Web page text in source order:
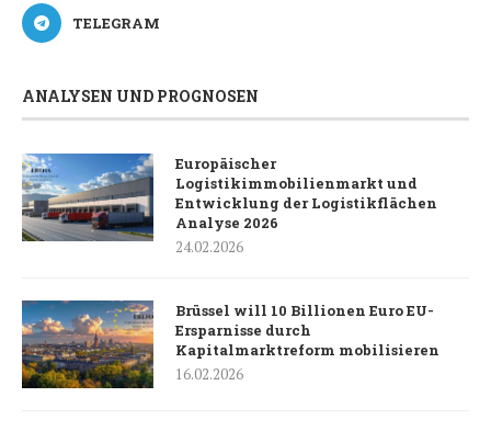
TELEGRAM
ANALYSEN UND PROGNOSEN
Europäischer
Logistikimmobilienmarkt und
Entwicklung der Logistikflächen
Analyse 2026
24.02.2026
Brüssel will 10 Billionen Euro EU-
Ersparnisse durch
Kapitalmarktreform mobilisieren
16.02.2026